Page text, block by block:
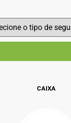
CAIXA